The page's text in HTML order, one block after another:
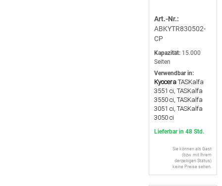
Art.-Nr.:
ABKYTR830502-
CP
Kapazität: 15.000
Seiten
Verwendbar in:
Kyocera TASKalfa
3551 ci, TASKalfa
3550 ci, TASKalfa
3051 ci, TASKalfa
3050 ci
Lieferbar in 48 Std.
Sie können als Gast
(bzw. mit Ihrem
derzeitigen Status)
keine Preise sehen.